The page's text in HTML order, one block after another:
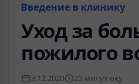
Введение в клинику
Уход за
пожилого
3.12.2020 23 минут оқу